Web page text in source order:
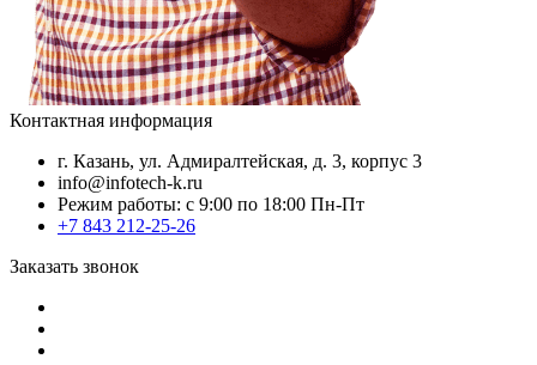
Контактная информация
г. Казань, ул. Адмиралтейская, д. 3, корпус 3
info@infotech-k.ru
Режим работы: с 9:00 по 18:00 Пн-Пт
+7 843 212-25-26
Заказать звонок